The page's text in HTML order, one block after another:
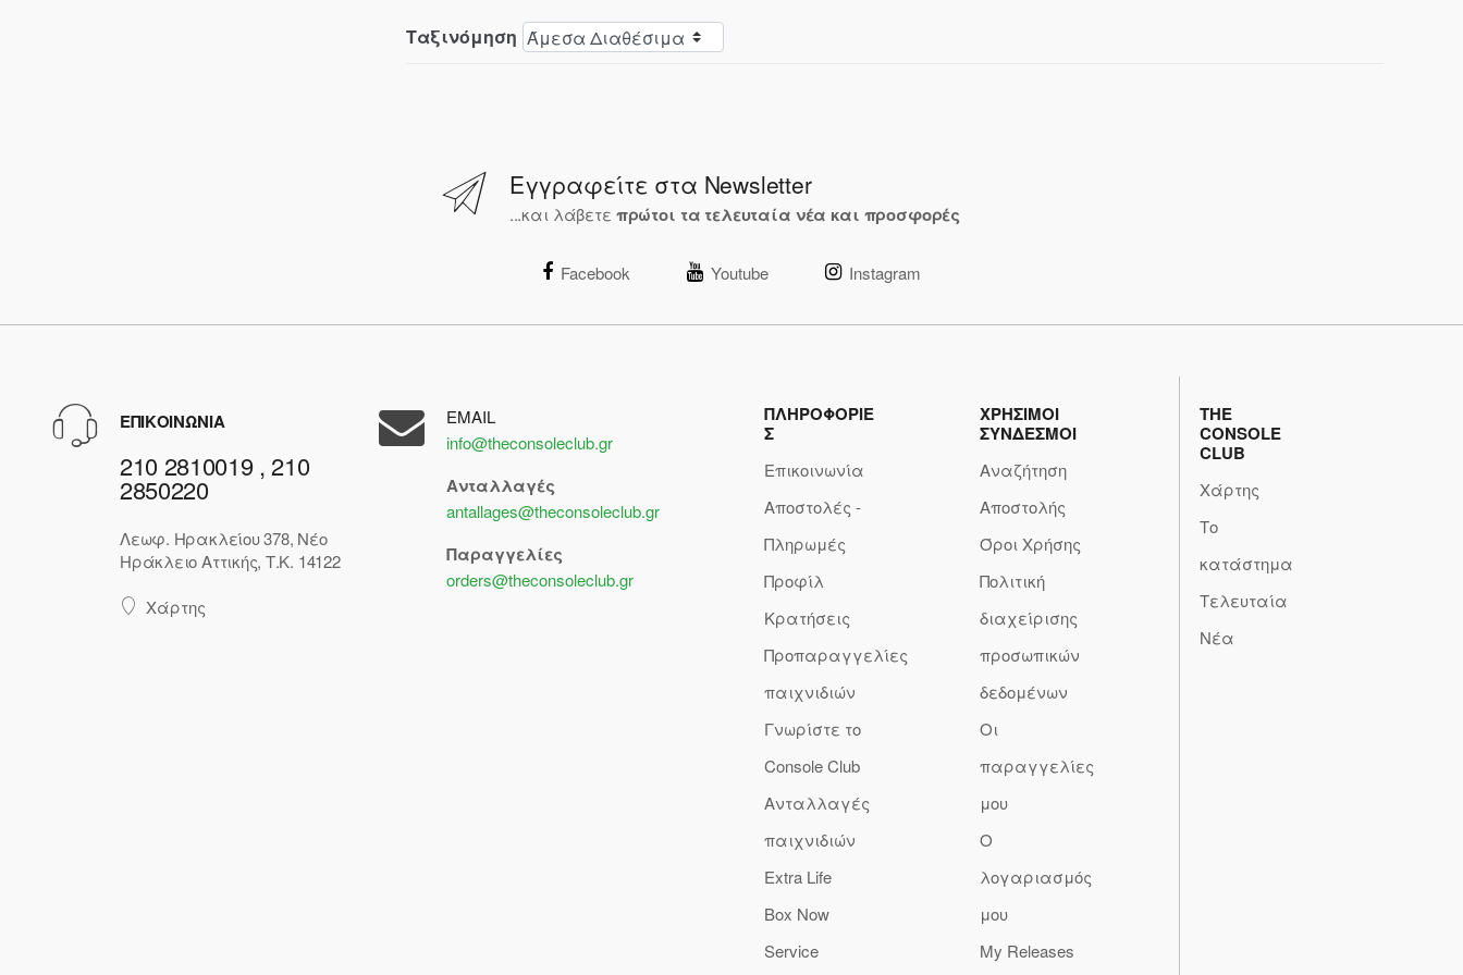
Ταξινόμηση
Εγγραφείτε στα Newsletter
...και λάβετε πρώτοι τα τελευταία νέα και προσφορές
Facebook Youtube Instagram
ΕΠΙΚΟΙΝΩΝΙΑ
210 2810019 , 210
2850220
Λεωφ. Ηρακλείου 378, Νέο
Ηράκλειο Αττικής, Τ.Κ. 14122
Χάρτης
EMAIL
info@theconsoleclub.gr
Ανταλλαγές
antallages@theconsoleclub.gr
Παραγγελίες
orders@theconsoleclub.gr
ΠΛΗΡΟΦΟΡΙΕ
Σ
Επικοινωνία
Αποστολές -
Πληρωμές
Προφίλ
Κρατήσεις
Προπαραγγελίες
παιχνιδιών
Γνωρίστε το
Console Club
Ανταλλαγές
παιχνιδιών
Extra Life
Box Now
Service
ΧΡΗΣΙΜΟΙ
ΣΥΝΔΕΣΜΟΙ
Αναζήτηση
Αποστολής
Όροι Χρήσης
Πολιτική
διαχείρισης
προσωπικών
δεδομένων
Οι
παραγγελίες
μου
Ο
λογαριασμός
μου
My Releases
THE
CONSOLE
CLUB
Χάρτης
Το
κατάστημα
Τελευταία
Νέα